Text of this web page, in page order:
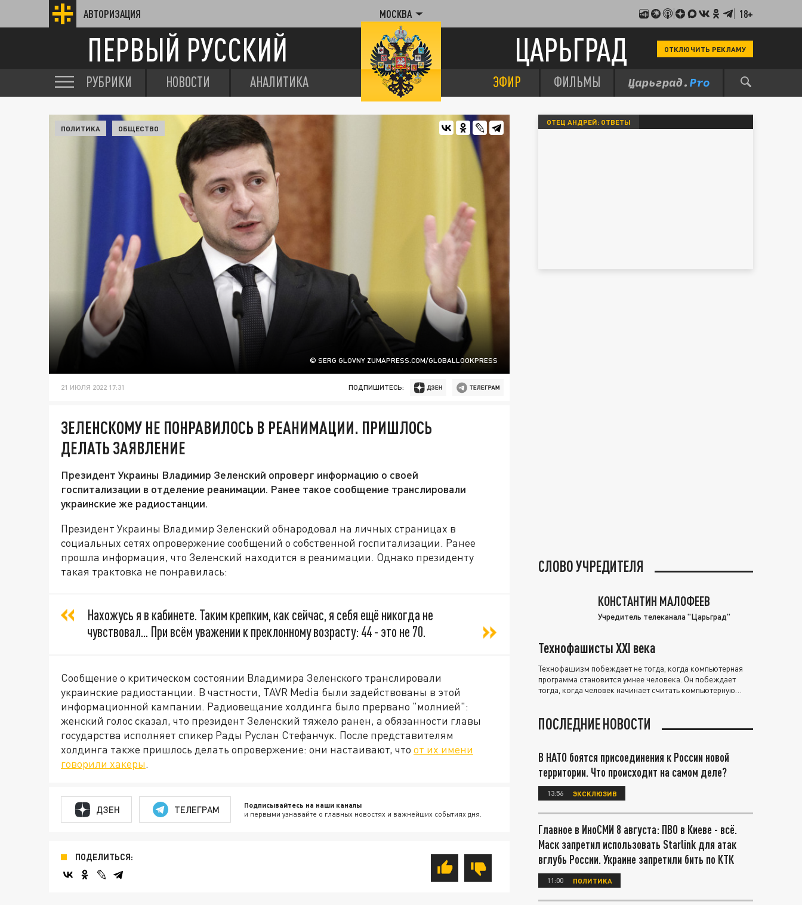
АВТОРИЗАЦИЯ МОСКВА 18+
ПЕРВЫЙ РУССКИЙ ЦАРЬГРАД ОТКЛЮЧИТЬ РЕКЛАМУ
РУБРИКИ НОВОСТИ АНАЛИТИКА ЭФИР ФИЛЬМЫ
© SERG GLOVNY ZUMAPRESS.COM/GLOBALLOOKPRESS
ПОЛИТИКА ОБЩЕСТВО
21 ИЮЛЯ 2022 17:31 ПОДПИШИТЕСЬ:
ЗЕЛЕНСКОМУ НЕ ПОНРАВИЛОСЬ В РЕАНИМАЦИИ. ПРИШЛОСЬ
ДЕЛАТЬ ЗАЯВЛЕНИЕ
Президент Украины Владимир Зеленский опроверг информацию о своей
госпитализации в отделение реанимации. Ранее такое сообщение транслировали
украинские же радиостанции.
Президент Украины Владимир Зеленский обнародовал на личных страницах в
социальных сетях опровержение сообщений о собственной госпитализации. Ранее
прошла информация, что Зеленский находится в реанимации. Однако президенту
такая трактовка не понравилась:
Нахожусь я в кабинете. Таким крепким, как сейчас, я себя ещё никогда не
чувствовал... При всём уважении к преклонному возрасту: 44 - это не 70.
Сообщение о критическом состоянии Владимира Зеленского транслировали
украинские радиостанции. В частности, TAVR Media были задействованы в этой
информационной кампании. Радиовещание холдинга было прервано "молнией":
женский голос сказал, что президент Зеленский тяжело ранен, а обязанности главы
государства исполняет спикер Рады Руслан Стефанчук. После представителям
холдинга также пришлось делать опровержение: они настаивают, что от их имени
говорили хакеры.
ДЗЕН ТЕЛЕГРАМ Подписывайтесь на наши каналы
и первыми узнавайте о главных новостях и важнейших событиях дня.
ПОДЕЛИТЬСЯ:
ОТЕЦ АНДРЕЙ: ОТВЕТЫ
СЛОВО УЧРЕДИТЕЛЯ
КОНСТАНТИН МАЛОФЕЕВ
Учредитель телеканала "Царьград"
Технофашисты XXI века
Технофашизм побеждает не тогда, когда компьютерная
программа становится умнее человека. Он побеждает
тогда, когда человек начинает считать компьютерную
ПОСЛЕДНИЕ НОВОСТИ
В НАТО боятся присоединения к России новой
территории. Что происходит на самом деле?
13:56 ЭКСКЛЮЗИВ
Главное в ИноСМИ 8 августа: ПВО в Киеве - всё.
Маск запретил использовать Starlink для атак
вглубь России. Украине запретили бить по КТК
11:00 ПОЛИТИКА